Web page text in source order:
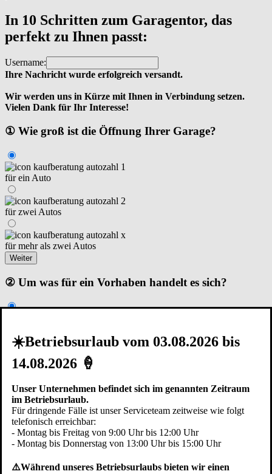
In 10 Schritten zum Garagentor, das
perfekt zu Ihnen passt:
Username:
Ihre Nachricht wurde erfolgreich versandt.
Wir werden uns in Kürze mit Ihnen in Verbindung setzen.
Vielen Dank für Ihr Interesse!
① Wie groß ist die Öffnung Ihrer Garage?
für ein Auto
für zwei Autos
für mehr als zwei Autos
Weiter
② Um was für ein Vorhaben handelt es sich?
Neubau – Garage steht schon
Neubau – in der Planungsphase
Zurück Weiter
③ Die Garage ist...
☀️Betriebsurlaub vom 03.08.2026 bis
14.08.2026 🍦
Unser Unternehmen befindet sich im genannten Zeitraum
im Betriebsurlaub.
Für dringende Fälle ist unser Serviceteam zeitweise wie folgt
telefonisch erreichbar:
- Montag bis Freitag von 9:00 Uhr bis 12:00 Uhr
- Montag bis Donnerstag von 13:00 Uhr bis 15:00 Uhr
⚠️Während unseres Betriebsurlaubs bieten wir einen